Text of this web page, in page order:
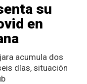
su
en
acumula dos
días, situación